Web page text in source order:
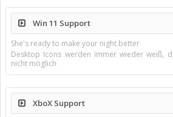
Win 11 Support
She's ready to make your night better
Desktop Icons werden immer wieder weiß,
nicht möglich
XboX Support